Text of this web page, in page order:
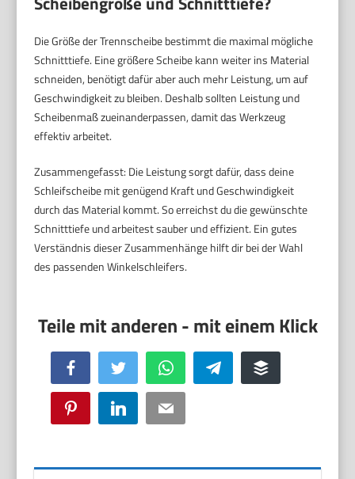
Die Größe der Trennscheibe bestimmt die maximal mögliche
Schnitttiefe. Eine größere Scheibe kann weiter ins Material
schneiden, benötigt dafür aber auch mehr Leistung, um auf
Geschwindigkeit zu bleiben. Deshalb sollten Leistung und
Scheibenmaß zueinanderpassen, damit das Werkzeug
effektiv arbeitet.
Zusammengefasst: Die Leistung sorgt dafür, dass deine
Schleifscheibe mit genügend Kraft und Geschwindigkeit
durch das Material kommt. So erreichst du die gewünschte
Schnitttiefe und arbeitest sauber und effizient. Ein gutes
Verständnis dieser Zusammenhänge hilft dir bei der Wahl
des passenden Winkelschleifers.
Facebook Twitter WhatsApp Telegram Buffer
Pinterest LinkedIn Email